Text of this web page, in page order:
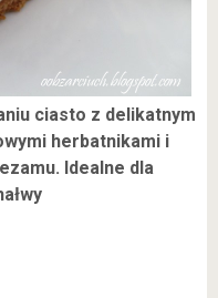
ciasto z delikatnym
herbatnikami i
Idealne dla